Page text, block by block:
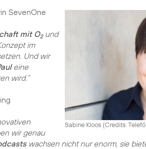
Sabine Kloos (Credits:
SevenOne
mit O2und
im
Und wir
eine
wird.“
wir genau
wachsen nicht nur enorm, sie